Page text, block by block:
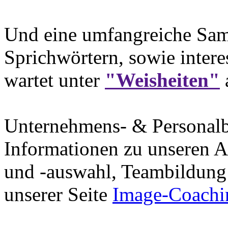
Und eine umfangreiche
Sprichwörtern, sowie
wartet unter "Weisheiten"
Unternehmens- &
Informationen zu unseren
und -auswahl,
unserer Seite Image-